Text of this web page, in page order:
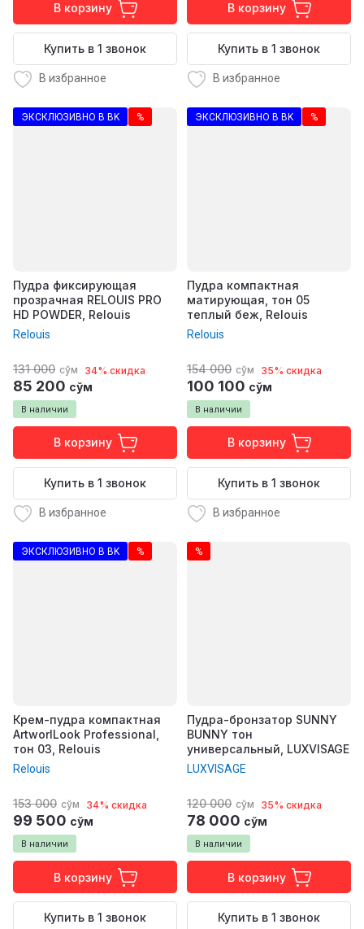
В корзину
Купить в 1 звонок
В избранное
В корзину
Купить в 1 звонок
В избранное
ЭКСКЛЮЗИВНО В BK %
Пудра фиксирующая
прозрачная RELOUIS PRO
HD POWDER, Relouis
Relouis
В наличии
131 000 сўм 34% скидка
85 200 сўм
В корзину
Купить в 1 звонок
В избранное
ЭКСКЛЮЗИВНО В BK %
Пудра компактная
матирующая, тон 05
теплый беж, Relouis
Relouis
В наличии
154 000 сўм 35% скидка
100 100 сўм
В корзину
Купить в 1 звонок
В избранное
ЭКСКЛЮЗИВНО В BK %
Крем-пудра компактная
ArtworlLook Professional,
тон 03, Relouis
Relouis
В наличии
153 000 сўм 34% скидка
99 500 сўм
В корзину
Купить в 1 звонок
%
Пудра-бронзатор SUNNY
BUNNY тон
универсальный, LUXVISAGE
LUXVISAGE
В наличии
120 000 сўм 35% скидка
78 000 сўм
В корзину
Купить в 1 звонок